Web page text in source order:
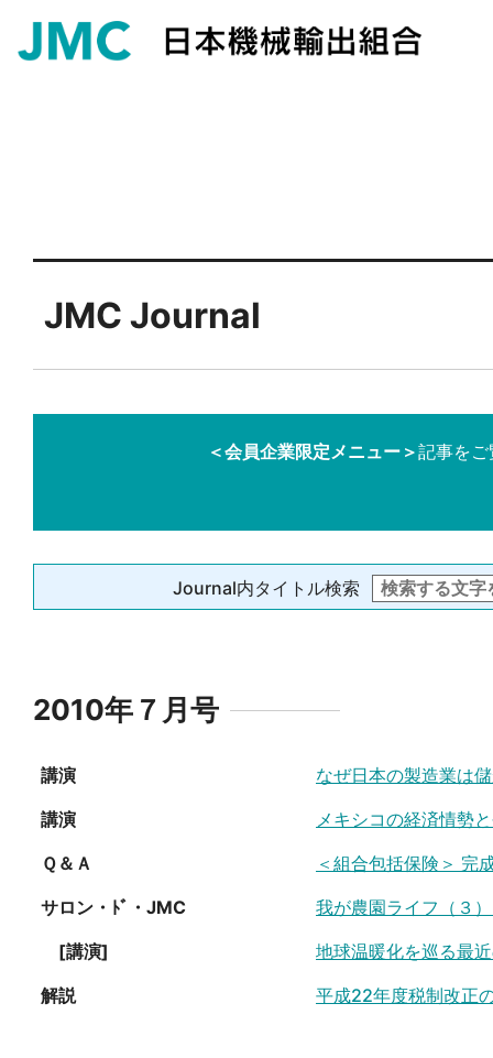
JMC Journal
＜会員企業限定メニュー＞記事を
Journal内タイトル検索
2010年７月号
講演
なぜ日本の製造業は
講演
メキシコの経済情勢
Ｑ＆Ａ
＜組合包括保険＞ 完
サロン・ﾄﾞ・JMC
我が農園ライフ（３
[講演]
地球温暖化を巡る最
解説
平成22年度税制改正